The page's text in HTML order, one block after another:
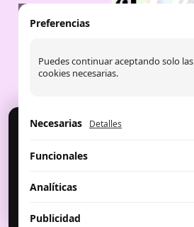
privacidad
Cookies
aceptar, rechazar o configurar.
Configurar preferencias
Preferencias
Puedes continuar aceptando solo las
cookies necesarias.
Necesarias Detalles
Funcionales
Analíticas
Publicidad